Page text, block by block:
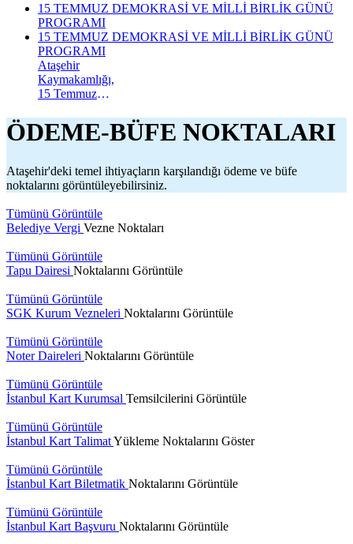
kapsamında çocuklar hem yeni beceriler kazanacak hem de
keyifli bir yaz dönemi geçirecek.
15 TEMMUZ DEMOKRASİ VE MİLLİ BİRLİK GÜNÜ
PROGRAMI
15 TEMMUZ DEMOKRASİ VE MİLLİ BİRLİK GÜNÜ
PROGRAMI
Ataşehir
Kaymakamlığı,
15 Temmuz
Millî Birlik
Günü
düzenlenecek
anma
programının
takvimini
açıkladı. "İrade
Bizim, Vatan
Bizim"
temasıyla
gerçekleştirilecek
etkinlikler, 15-
17 Temmuz
tarihleri
arasında çeşitli
noktalarda
düzenlenecek.
ÖDEME-BÜFE NOKTALARI
Ataşehir'deki temel ihtiyaçların karşılandığı ödeme ve büfe
noktalarını görüntüleyebilirsiniz.
Tümünü Görüntüle
Belediye Vergi Vezne Noktaları
Tümünü Görüntüle
Tapu Dairesi Noktalarını Görüntüle
Tümünü Görüntüle
SGK Kurum Vezneleri Noktalarını Görüntüle
Tümünü Görüntüle
Noter Daireleri Noktalarını Görüntüle
Tümünü Görüntüle
İstanbul Kart Kurumsal Temsilcilerini Görüntüle
Tümünü Görüntüle
İstanbul Kart TalimatYükleme Noktalarını Göster
Tümünü Görüntüle
İstanbul Kart Biletmatik Noktalarını Görüntüle
Tümünü Görüntüle
İstanbul Kart Başvuru Noktalarını Görüntüle